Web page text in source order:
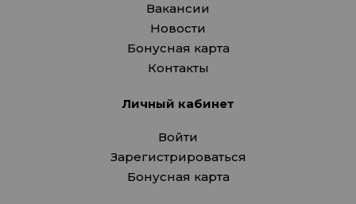
Вакансии
Новости
Бонусная карта
Контакты
Личный кабинет
Войти
Зарегистрироваться
Бонусная карта